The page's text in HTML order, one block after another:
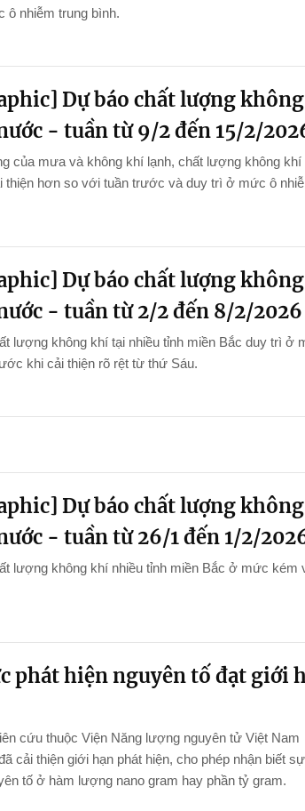
ô nhiễm trung bình.
Dự báo chất lượng
- tuần từ 9/2 đến 15/2/
của mưa và không khí lạnh, chất lượng không khí
thiện hơn so với tuần trước và duy trì ở mức ô
Dự báo chất lượng
- tuần từ 2/2 đến 8/2/2026
lượng không khí tại nhiều tỉnh miền Bắc duy trì ở
khi cải thiện rõ rệt từ thứ Sáu.
Dự báo chất lượng
- tuần từ 26/1 đến 1/2/
lượng không khí nhiều tỉnh miền Bắc ở mức kém
phát hiện nguyên tố đạt giới
cứu thuộc Viện Năng lượng nguyên tử Việt Nam
cải thiện giới hạn phát hiện, cho phép nhận biết
tố ở hàm lượng nano gram hay phần tỷ gram.